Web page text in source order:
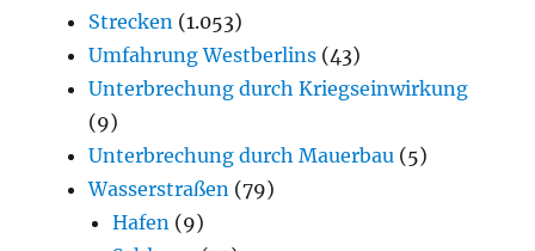
Strecken (1.053)
Umfahrung Westberlins (43)
Unterbrechung durch Kriegseinwirkung
(9)
Unterbrechung durch Mauerbau (5)
Wasserstraßen (79)
Hafen (9)